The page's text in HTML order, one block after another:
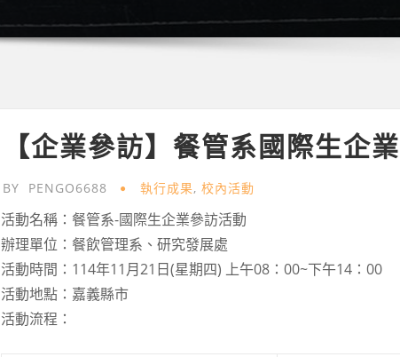
【企業參訪】餐管系國際生企
BY PENGO6688 執行成果,校內活動
活動名稱：餐管系-國際生企業參訪活動
辦理單位：餐飲管理系、研究發展處
活動時間：114年11月21日(星期四) 上午08：00~下午14：00
活動地點：嘉義縣市
活動流程：